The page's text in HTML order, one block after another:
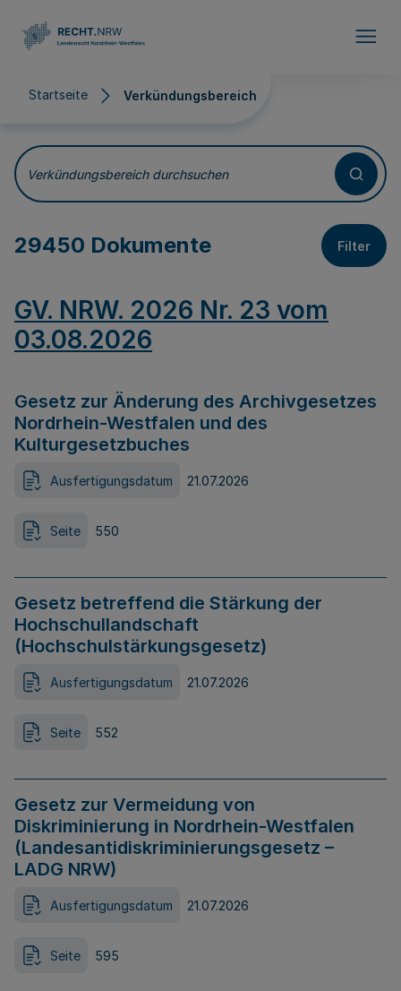
Startseite Verkündungsbereich
Verkündungsbereich
Verkündungsbereich durchsuchen
29450 Dokumente Filter
GV. NRW. 2026 Nr. 23 vom
03.08.2026
Gesetz zur Änderung des Archivgesetzes
Nordrhein-Westfalen und des
Kulturgesetzbuches
Ausfertigungsdatum 21.07.2026
Seite 550
Gesetz betreffend die Stärkung der
Hochschullandschaft
(Hochschulstärkungsgesetz)
Ausfertigungsdatum 21.07.2026
Seite 552
Gesetz zur Vermeidung von
Diskriminierung in Nordrhein-Westfalen
(Landesantidiskriminierungsgesetz –
LADG NRW)
Ausfertigungsdatum 21.07.2026
Seite 595